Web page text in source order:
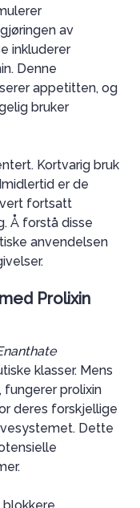
av
inkluderer
Denne
appetitten, og
bruker
Kortvarig bruk
er de
fortsatt
Å forstå disse
anvendelsen
Prolixin
klasser. Mens
prolixin
deres forskjellige
Dette